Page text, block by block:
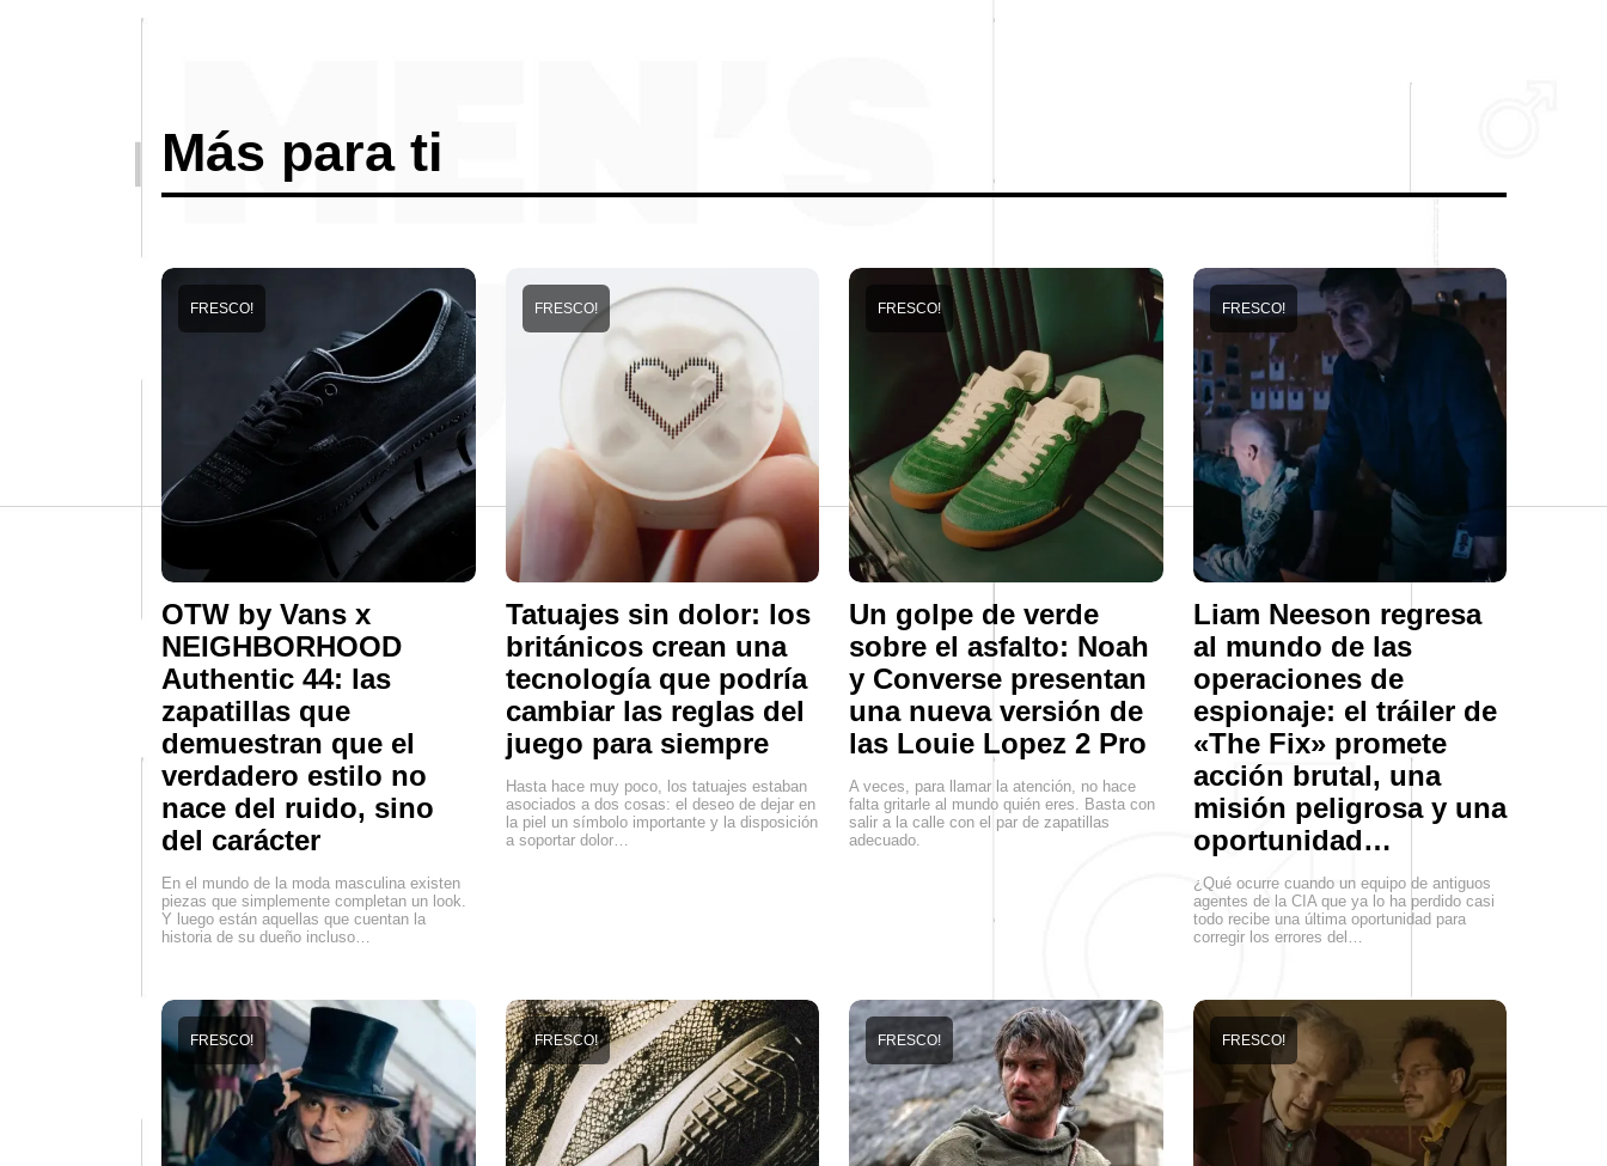
Más para ti
OTW by Vans x
NEIGHBORHOOD
Authentic 44: las
zapatillas que
demuestran que el
verdadero estilo no
nace del ruido, sino
del carácter
FRESCO!
En el mundo de la moda masculina existen
piezas que simplemente completan un look.
Y luego están aquellas que cuentan la
historia de su dueño incluso…
Tatuajes sin dolor: los
británicos crean una
tecnología que podría
cambiar las reglas del
juego para siempre
FRESCO!
Hasta hace muy poco, los tatuajes estaban
asociados a dos cosas: el deseo de dejar en
la piel un símbolo importante y la disposición
a soportar dolor…
Un golpe de verde
sobre el asfalto: Noah
y Converse presentan
una nueva versión de
las Louie Lopez 2 Pro
FRESCO!
A veces, para llamar la atención, no hace
falta gritarle al mundo quién eres. Basta con
salir a la calle con el par de zapatillas
adecuado.
Liam Neeson regresa
al mundo de las
operaciones de
espionaje: el tráiler de
«The Fix» promete
acción brutal, una
misión peligrosa y una
oportunidad…
FRESCO!
¿Qué ocurre cuando un equipo de antiguos
agentes de la CIA que ya lo ha perdido casi
todo recibe una última oportunidad para
corregir los errores del…
FRESCO! FRESCO! FRESCO! FRESCO!